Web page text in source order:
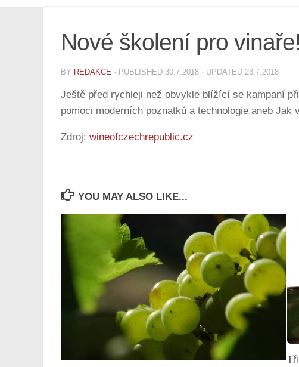
Nové školení pro vinaře!
BY REDAKCE · PUBLISHED 30.7.2018 · UPDATED 23.7.2018
Ještě před rychleji než obvykle blížící se kampaní
pomoci moderních poznatků a technologie aneb Jak
Zdroj: wineofczechrepublic.cz
YOU MAY ALSO LIKE...